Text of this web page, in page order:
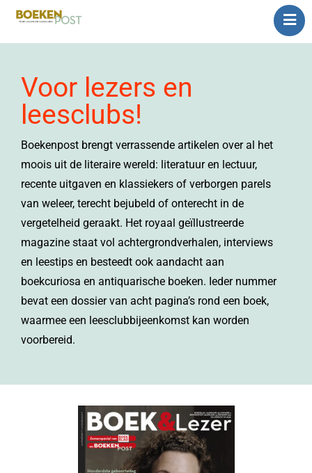
Home
Nieuwste magazine
Contact
Voor lezers en
leesclubs!
Boekenpost brengt verrassende artikelen over al het
moois uit de literaire wereld: literatuur en lectuur,
recente uitgaven en klassiekers of verborgen parels
van weleer, terecht bejubeld of onterecht in de
vergetelheid geraakt. Het royaal geïllustreerde
magazine staat vol achtergrondverhalen, interviews
en leestips en besteedt ook aandacht aan
boekcuriosa en antiquarische boeken. Ieder nummer
bevat een dossier van acht pagina’s rond een boek,
waarmee een leesclubbijeenkomst kan worden
voorbereid.